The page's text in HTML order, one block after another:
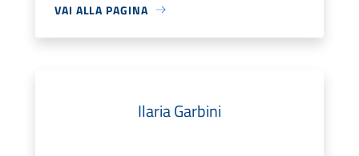
VAI ALLA PAGINA
Ilaria Garbini